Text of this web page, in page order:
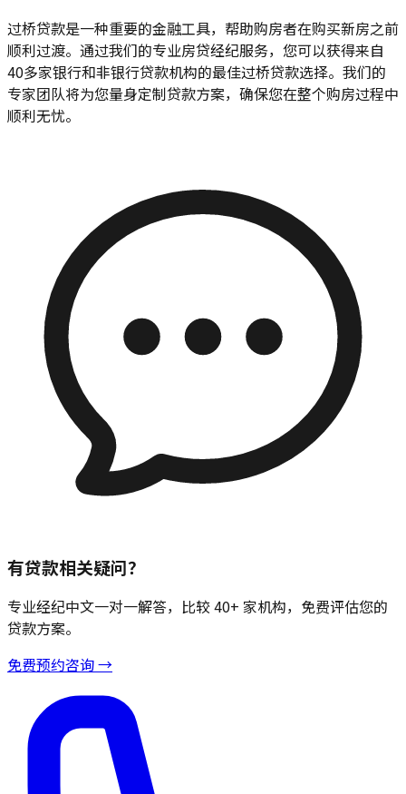
过桥贷款是一种重要的金融工具，帮助购房者在购买新房之前
顺利过渡。通过我们的专业房贷经纪服务，您可以获得来自
40多家银行和非银行贷款机构的最佳过桥贷款选择。我们的
专家团队将为您量身定制贷款方案，确保您在整个购房过程中
顺利无忧。
有贷款相关疑问？
专业经纪中文一对一解答，比较 40+ 家机构，免费评估您的
贷款方案。
免费预约咨询 →